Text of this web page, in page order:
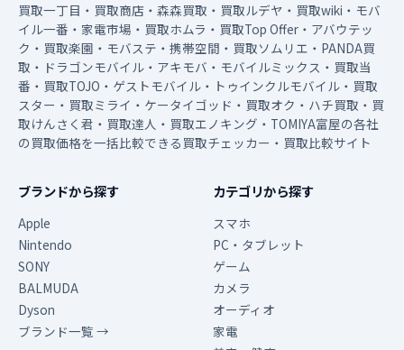
買取一丁目・買取商店・森森買取・買取ルデヤ・買取wiki・モバ
イル一番・家電市場・買取ホムラ・買取Top Offer・アバウテッ
ク・買取楽園・モバステ・携帯空間・買取ソムリエ・PANDA買
取・ドラゴンモバイル・アキモバ・モバイルミックス・買取当
番・買取TOJO・ゲストモバイル・トゥインクルモバイル・買取
スター・買取ミライ・ケータイゴッド・買取オク・ハチ買取・買
取けんさく君・買取達人・買取エノキング・TOMIYA富屋の各社
の買取価格を一括比較できる買取チェッカー・買取比較サイト
ブランドから探す
Apple
Nintendo
SONY
BALMUDA
Dyson
ブランド一覧 →
カテゴリから探す
スマホ
PC・タブレット
ゲーム
カメラ
オーディオ
家電